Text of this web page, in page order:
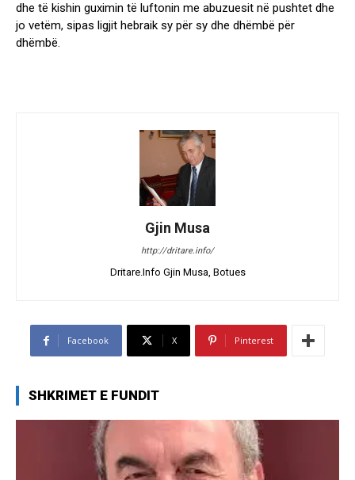
dhe të kishin guximin të luftonin me abuzuesit në pushtet dhe
jo vetëm, sipas ligjit hebraik sy për sy dhe dhëmbë për
dhëmbë.
Gjin Musa
http://dritare.info/
Dritare.Info Gjin Musa, Botues
Facebook X Pinterest
SHKRIMET E FUNDIT